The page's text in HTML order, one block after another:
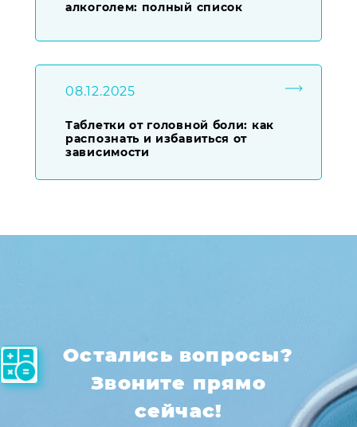
алкоголем: полный список
Таблетки от головной боли: как
распознать и избавиться от
зависимости
08.12.2025
Остались вопросы?
Звоните прямо
сейчас!